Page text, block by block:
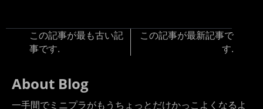
この記事が最も古い記
事です.
この記事が最新記事で
す.
About Blog
一手間でミニプラがもうちょっとだけかっこよくなるよ